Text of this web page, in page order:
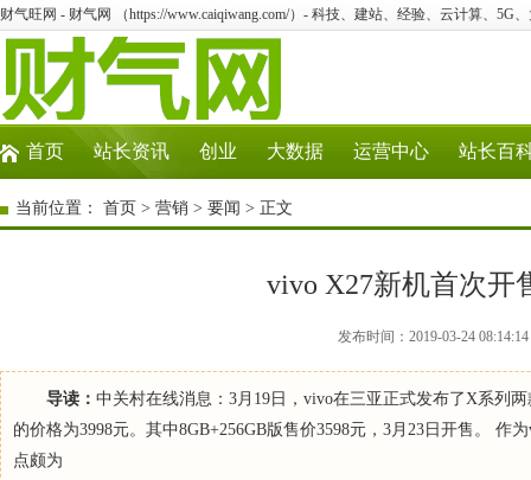
财气旺网 - 财气网 （https://www.caiqiwang.com/）- 科技、建站、经验、云计算、5G
首页 站长资讯 创业 大数据 运营中心 站长百
当前位置： 首页 > 营销 > 要闻 > 正文
vivo X27新机首次开
发布时间：2019-03-24
导读： 中关村在线消息：3月19日，vivo在三亚正式发布了X系列
的价格为3998元。其中8GB+256GB版售价3598元，3月23日开售。
点颇为